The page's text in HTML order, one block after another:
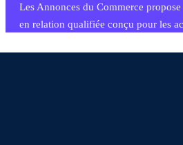
Les Annonces du Commerce
en relation qualifiée conçu pour les
commercial et les collectivités